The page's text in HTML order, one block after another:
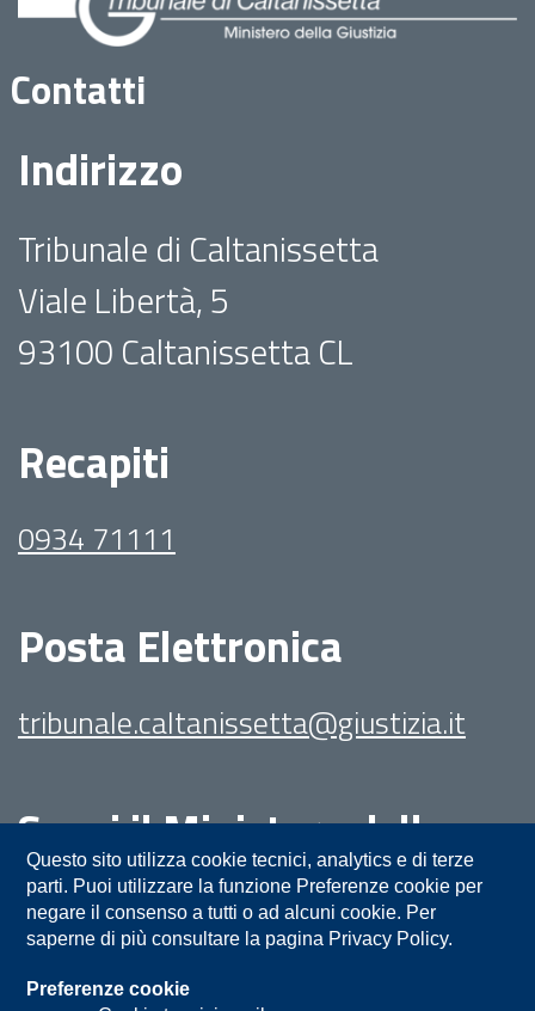
Contatti
Indirizzo
Tribunale di Caltanissetta
Viale Libertà, 5
93100 Caltanissetta CL
Recapiti
0934 71111
Posta Elettronica
tribunale.caltanissetta@giustizia.it
Segui il Ministero della
Giustizia su:
Questo sito utilizza cookie tecnici, analytics e di terze
parti. Puoi utilizzare la funzione Preferenze cookie per
negare il consenso a tutti o ad alcuni cookie. Per
saperne di più consultare la pagina Privacy Policy.
Preferenze cookie